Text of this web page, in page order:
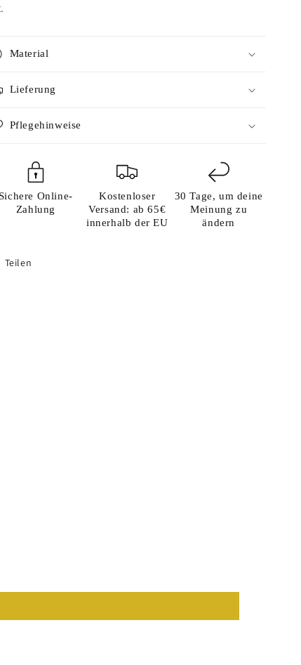
Material
Lieferung
Pflegehinweise
Sichere Online-
Zahlung
Kostenloser
Versand: ab 65€
innerhalb der EU
30 Tage, um deine
Meinung zu
ändern
Teilen